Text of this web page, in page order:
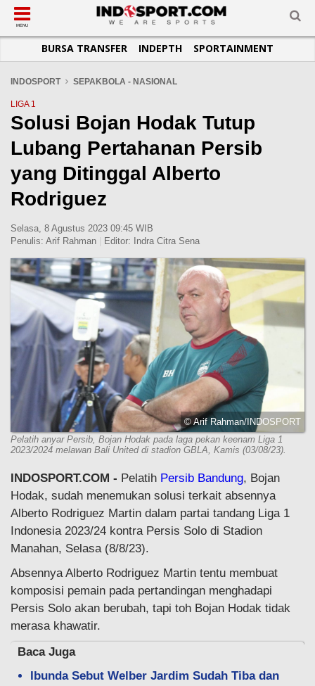
SUB-MENU
SEPAKBOLA
LIGA INGGRIS
LIGA ITALIA
LIGA SPANYOL
LIGA CHAMPIONS
LIGA PRANCIS
LIGA EUROPA
SUB-MENU
SPORTAINMENT
SUB-MENU
OTOMOTIF
OTOMANIA
SUB-MENU
BASKET
FUTSAL
OLIMPIK
E-SPORT
SUB-MENU
JADWAL
SUB-MENU
TOPIK HARI INI
INFOGRAFIS
GALERI FOTO
TEMPAT OLAHRAGA
PASUKAN SEHAT
MENU
BURSA TRANSFER INDEPTH SPORTAINMENT
INDOSPORT SEPAKBOLA - NASIONAL
LIGA 1
Solusi Bojan Hodak Tutup
Lubang Pertahanan Persib
yang Ditinggal Alberto
Rodriguez
Selasa, 8 Agustus 2023 09:45 WIB
Penulis: Arif Rahman Editor: Indra Citra Sena
© Arif Rahman/INDOSPORT
Pelatih anyar Persib, Bojan Hodak pada laga pekan keenam Liga 1
2023/2024 melawan Bali United di stadion GBLA, Kamis (03/08/23).
INDOSPORT.COM - Pelatih Persib Bandung, Bojan
Hodak, sudah menemukan solusi terkait absennya
Alberto Rodriguez Martin dalam partai tandang Liga 1
Indonesia 2023/24 kontra Persis Solo di Stadion
Manahan, Selasa (8/8/23).
Absennya Alberto Rodriguez Martin tentu membuat
komposisi pemain pada pertandingan menghadapi
Persis Solo akan berubah, tapi toh Bojan Hodak tidak
merasa khawatir.
Baca Juga
Ibunda Sebut Welber Jardim Sudah Tiba dan